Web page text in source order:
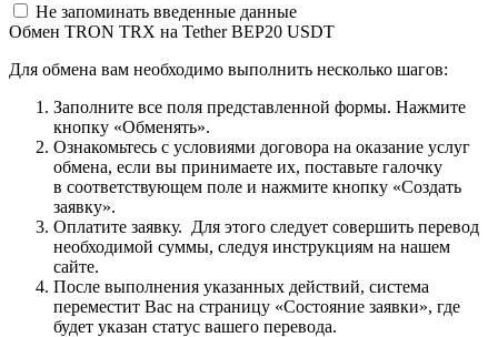
Не запоминать введенные данные
Обмен TRON TRX на Tether BEP20 USDT
Для обмена вам необходимо выполнить несколько шагов:
Заполните все поля представленной формы. Нажмите
кнопку «Обменять».
Ознакомьтесь с условиями договора на оказание услуг
обмена, если вы принимаете их, поставьте галочку
в соответствующем поле и нажмите кнопку «Создать
заявку».
Оплатите заявку. Для этого следует совершить перевод
необходимой суммы, следуя инструкциям на нашем
сайте.
После выполнения указанных действий, система
переместит Вас на страницу «Состояние заявки», где
будет указан статус вашего перевода.